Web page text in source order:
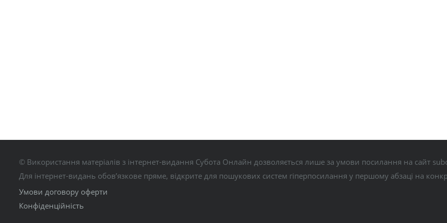
© Використання матеріалів з інтернет-видання Субота Онлайн дозволяється лише за умови посилання на сайт
Для інтернет-видань обов’язкове пряме, відкрите для пошукових систем гіперпосилання у першому абзаці на
Умови договору оферти
Конфіденційність